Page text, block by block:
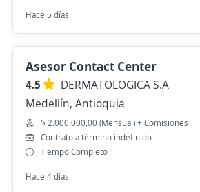
Hace 5 días
Asesor Contact Center
4.5
DERMATOLOGICA S.A
Medellín, Antioquia
$ 2.000.000,00 (Mensual) + Comisiones
Contrato a término indefinido
Tiempo Completo
Hace 4 días